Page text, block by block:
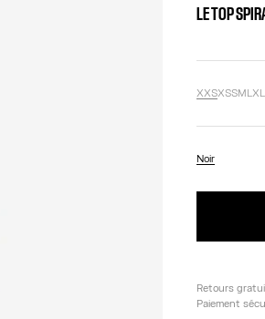
LE TOP
XXSXSSMLXL
Noir
Retours
Paiement